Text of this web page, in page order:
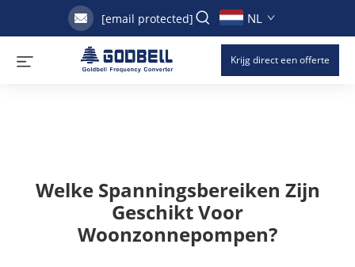
[email protected] NL
Krijg direct een offerte
Welke Spanningsbereiken Zijn
Geschikt Voor
Woonzonnepompen?